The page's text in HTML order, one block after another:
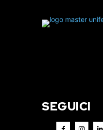
SEGUICI